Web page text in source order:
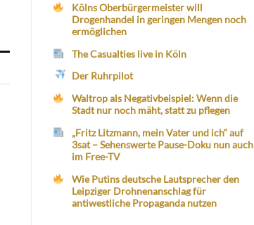
Kölns Oberbürgermeister will
Drogenhandel in geringen Mengen noch
ermöglichen
The Casualties live in Köln
Der Ruhrpilot
Waltrop als Negativbeispiel: Wenn die
Stadt nur noch mäht, statt zu pflegen
„Fritz Litzmann, mein Vater und ich“ auf
3sat – Sehenswerte Pause-Doku nun auch
im Free-TV
Wie Putins deutsche Lautsprecher den
Leipziger Drohnenanschlag für
antiwestliche Propaganda nutzen